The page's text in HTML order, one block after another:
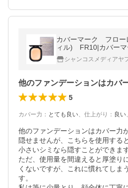
カバーマーク フロ
ィル) FR10|カバーマ
シャンコスメディアヤ
5
カバー力 ： とても良い、 仕上がり ： 良い、
他のファンデーションはカバー力
隠せませんが、こちらを使用すると
小さいシミなら隠すことができます
ただ、使用量を間違えると厚塗り
くないですが、これに慣れてしま
す。